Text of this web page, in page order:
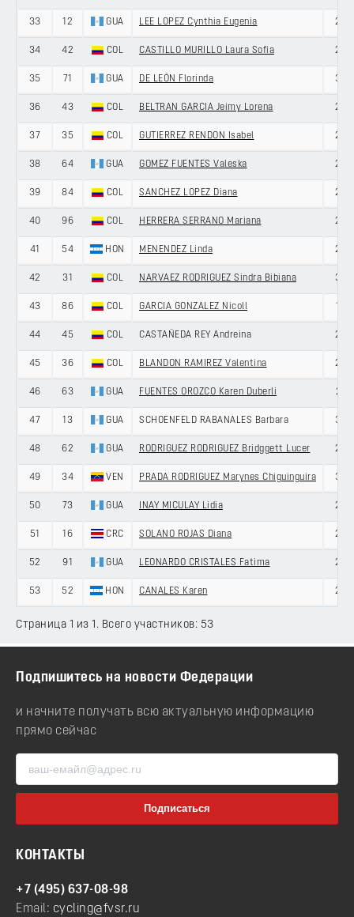
33 12 GUA LEE LOPEZ Cynthia Eugenia 28
34 42 COL CASTILLO MURILLO Laura Sofia 22
35 71 GUA DE LEÓN Florinda 33
36 43 COL BELTRAN GARCIA Jeimy Lorena 27
37 35 COL GUTIERREZ RENDON Isabel 20
38 64 GUA GOMEZ FUENTES Valeska 27
39 84 COL SANCHEZ LOPEZ Diana 27
40 96 COL HERRERA SERRANO Mariana 20
41 54 HON MENENDEZ Linda 20
42 31 COL NARVAEZ RODRIGUEZ Sindra Bibiana 34
43 86 COL GARCIA GONZALEZ Nicoll 19
44 45 COL CASTAÑEDA REY Andreina 26
45 36 COL BLANDON RAMIREZ Valentina 23
46 63 GUA FUENTES OROZCO Karen Duberli 21
47 13 GUA SCHOENFELD RABANALES Barbara 30
48 62 GUA RODRIGUEZ RODRIGUEZ Bridggett Lucer 20
49 34 VEN PRADA RODRIGUEZ Marynes Chiguinguira 30
50 73 GUA INAY MICULAY Lidia 26
51 16 CRC SOLANO ROJAS Diana 29
52 91 GUA LEONARDO CRISTALES Fatima 20
53 52 HON CANALES Karen 28
Страница 1 из 1. Всего участников: 53
Подпишитесь на новости Федерации
и начните получать всю актуальную информацию
прямо сейчас
КОНТАКТЫ
+7 (495) 637-08-98
Email: cycling@fvsr.ru